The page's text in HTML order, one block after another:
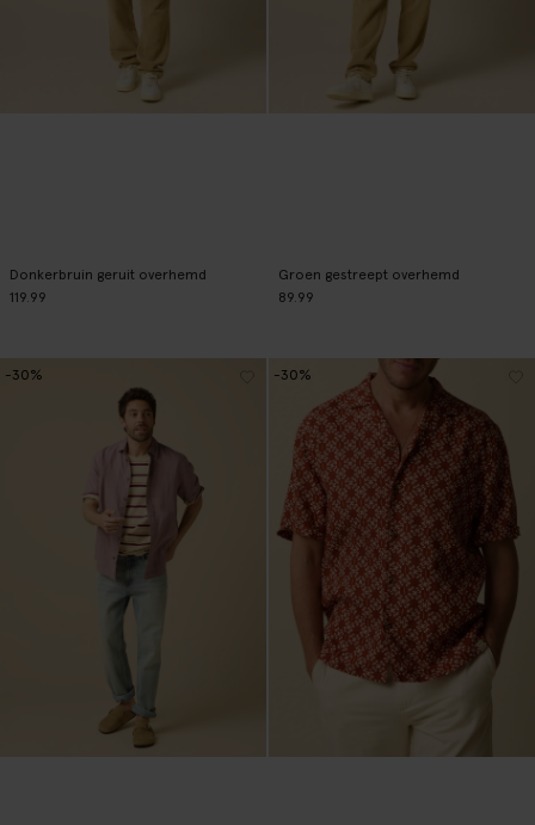
Donkerbruin geruit overhemd
119.99
Groen gestreept overhemd
89.99
-30% -30%